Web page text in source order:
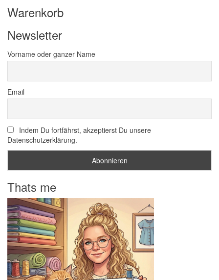
Warenkorb
Newsletter
Vorname oder ganzer Name
Email
Indem Du fortfährst, akzeptierst Du unsere
Datenschutzerklärung.
Thats me